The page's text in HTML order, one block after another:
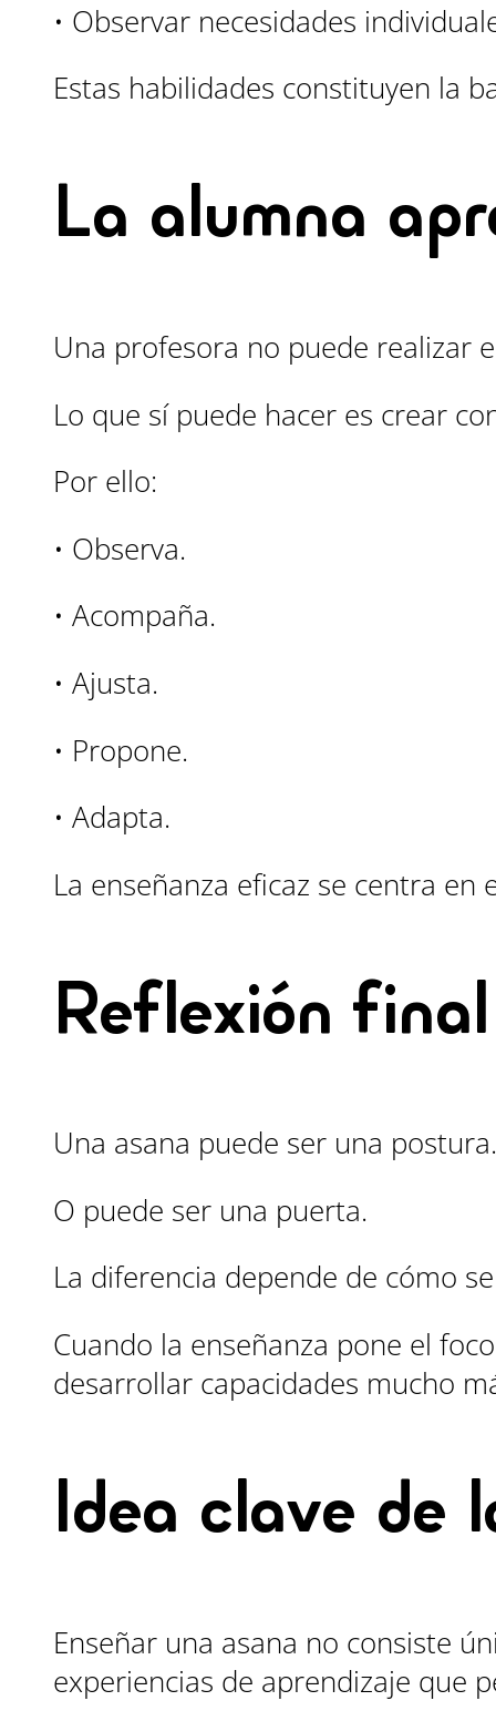
• Observar necesidades
Estas habilidades constituyen la
La alumna
Una profesora no puede realizar
Lo que sí puede hacer es crear
Por ello:
• Observa.
• Acompaña.
• Ajusta.
• Propone.
• Adapta.
La enseñanza eficaz se centra
Reflexión final
Una asana puede ser una postura.
O puede ser una puerta.
La diferencia depende de cómo
Cuando la enseñanza pone el
desarrollar capacidades mucho
Idea clave de
Enseñar una asana no consiste
experiencias de aprendizaje que